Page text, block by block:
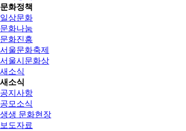
문화정책
일상문화
문화나눔
문화진흥
서울문화축제
서울시문화상
새소식
새소식
공지사항
공모소식
생생 문화현장
보도자료